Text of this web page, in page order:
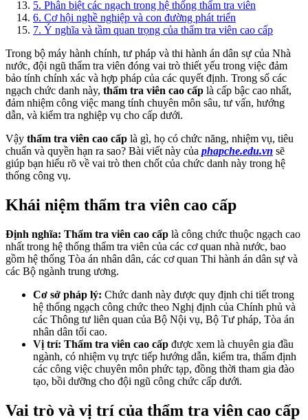
5. Phân biệt các ngạch trong hệ thống thẩm tra viên
6. Cơ hội nghề nghiệp và con đường phát triển
7. Ý nghĩa và tầm quan trọng của thẩm tra viên cao cấp
Trong bộ máy hành chính, tư pháp và thi hành án dân sự của Nhà
nước, đội ngũ thẩm tra viên đóng vai trò thiết yếu trong việc đảm
bảo tính chính xác và hợp pháp của các quyết định. Trong số các
ngạch chức danh này, thẩm tra viên cao cấp là cấp bậc cao nhất,
đảm nhiệm công việc mang tính chuyên môn sâu, tư vấn, hướng
dẫn, và kiểm tra nghiệp vụ cho cấp dưới.
Vậy thẩm tra viên cao cấp là gì, họ có chức năng, nhiệm vụ, tiêu
chuẩn và quyền hạn ra sao? Bài viết này của phapche.edu.vn sẽ
giúp bạn hiểu rõ về vai trò then chốt của chức danh này trong hệ
thống công vụ.
Khái niệm thẩm tra viên cao cấp
Định nghĩa: Thẩm tra viên cao cấp là công chức thuộc ngạch cao
nhất trong hệ thống thẩm tra viên của các cơ quan nhà nước, bao
gồm hệ thống Tòa án nhân dân, các cơ quan Thi hành án dân sự và
các Bộ ngành trung ương.
Cơ sở pháp lý: Chức danh này được quy định chi tiết trong
hệ thống ngạch công chức theo Nghị định của Chính phủ và
các Thông tư liên quan của Bộ Nội vụ, Bộ Tư pháp, Tòa án
nhân dân tối cao.
Vị trí: Thẩm tra viên cao cấp được xem là chuyên gia đầu
ngành, có nhiệm vụ trực tiếp hướng dẫn, kiểm tra, thẩm định
các công việc chuyên môn phức tạp, đồng thời tham gia đào
tạo, bồi dưỡng cho đội ngũ công chức cấp dưới.
Vai trò và vị trí của thẩm tra viên cao cấp